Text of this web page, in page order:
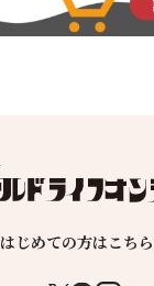
はじめての方はこちら